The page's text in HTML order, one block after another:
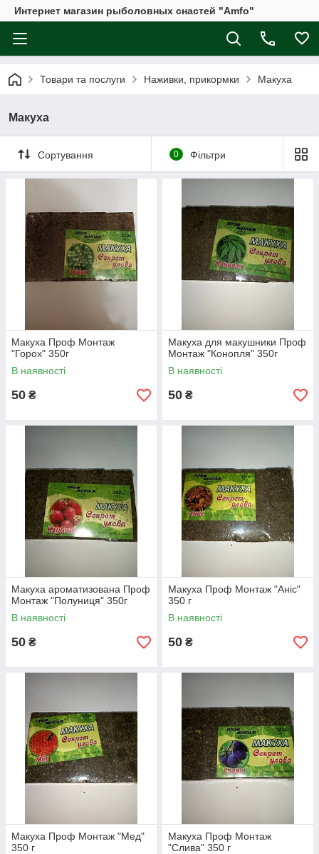
Интернет магазин рыболовных снастей "Amfo"
Товари та послуги Наживки, прикормки Макуха
Макуха
Сортування 0 Фільтри
Макуха Проф Монтаж
"Горох" 350г
В наявності
50 ₴
Макуха для макушники Проф
Монтаж "Конопля" 350г
В наявності
50 ₴
Макуха ароматизована Проф
Монтаж "Полуниця" 350г
В наявності
50 ₴
Макуха Проф Монтаж "Аніс"
350 г
В наявності
50 ₴
Макуха Проф Монтаж "Мед"
350 г
Макуха Проф Монтаж
"Слива" 350 г